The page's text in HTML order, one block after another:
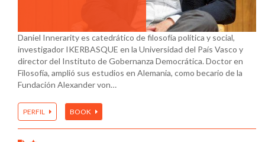
Daniel Innerarity es catedrático de filosofía política y social,
investigador IKERBASQUE en la Universidad del País Vasco y
director del Instituto de Gobernanza Democrática. Doctor en
Filosofía, amplió sus estudios en Alemania, como becario de la
Fundación Alexander von…
PERFIL BOOK